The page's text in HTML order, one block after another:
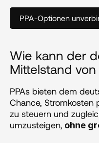
PPA-Optionen
Wie kann der
Mittelstand von
PPAs bieten dem
Chance, Stromkosten
zu steuern und
umzusteigen, ohne